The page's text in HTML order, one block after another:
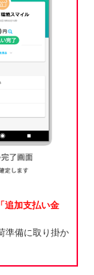
「追加支払い金
準備に取り掛か